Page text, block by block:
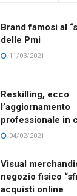
Brand famosi al
delle Pmi
11/03/2021
Reskilling, ecco
l’aggiornamento
professionale in
04/02/2021
Visual
negozio fisico
acquisti online